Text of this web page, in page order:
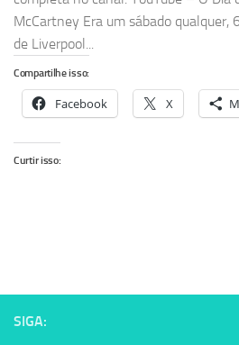
McCartney Era um sábado qualquer,
de Liverpool...
Compartilhe isso:
Facebook X
Curtir isso:
SIGA: